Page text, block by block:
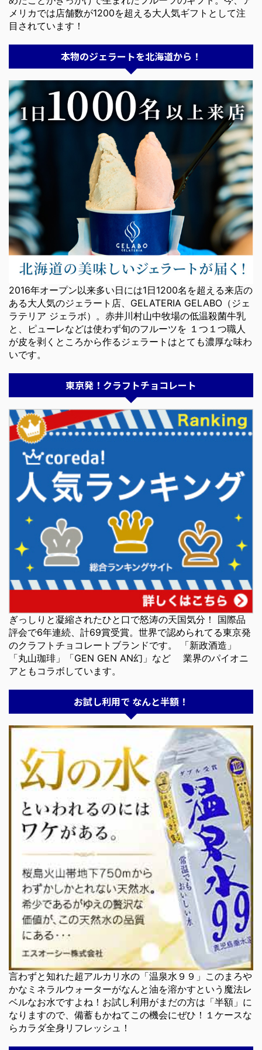
メリカでは店舗数が1200を超える大人気ギフトとして注
目されています！
本物のジェラートを北海道から！
2016年オープン以来多い日には1日1200名を超える来店の
ある大人気のジェラート店、GELATERIA GELABO（ジェ
ラテリア ジェラボ）。赤井川村山中牧場の低温殺菌牛乳
と、ピューレなどは使わず旬のフルーツを １つ１つ職人
が皮を剥くところから作るジェラートはとても濃厚な味わ
いです。
東京発！クラフトチョコレート
ぎっしりと凝縮されたひと口で怒涛の天国気分！ 国際品
評会で6年連続、計69賞受賞。世界で認められてる東京発
のクラフトチョコレートブランドです。 「新政酒造」
「丸山珈琲」「GEN GEN AN幻」など 業界のパイオニ
アともコラボしています。
お試し利用で なんと半額！
言わずと知れた超アルカリ水の「温泉水９９」このまろや
かなミネラルウォーターがなんと油を溶かすという魔法レ
ベルなお水ですよね！お試し利用がまだの方は「半額」に
なりますので、備蓄もかねてこの機会にぜひ！１ケースな
らカラダ全身リフレッシュ！